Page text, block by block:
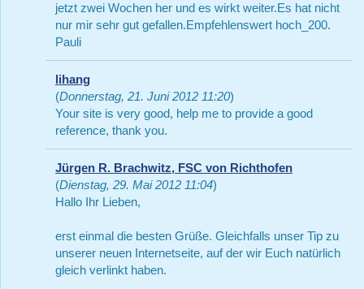
jetzt zwei Wochen her und es wirkt weiter.Es hat nicht
nur mir sehr gut gefallen.Empfehlenswert hoch_200.
Pauli
lihang
(Donnerstag, 21. Juni 2012 11:20)
Your site is very good, help me to provide a good
reference, thank you.
Jürgen R. Brachwitz, FSC von Richthofen
(Dienstag, 29. Mai 2012 11:04)
Hallo Ihr Lieben,
erst einmal die besten Grüße. Gleichfalls unser Tip zu
unserer neuen Internetseite, auf der wir Euch natürlich
gleich verlinkt haben.